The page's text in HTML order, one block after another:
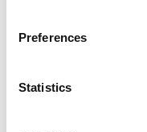
Preferences
Statistics